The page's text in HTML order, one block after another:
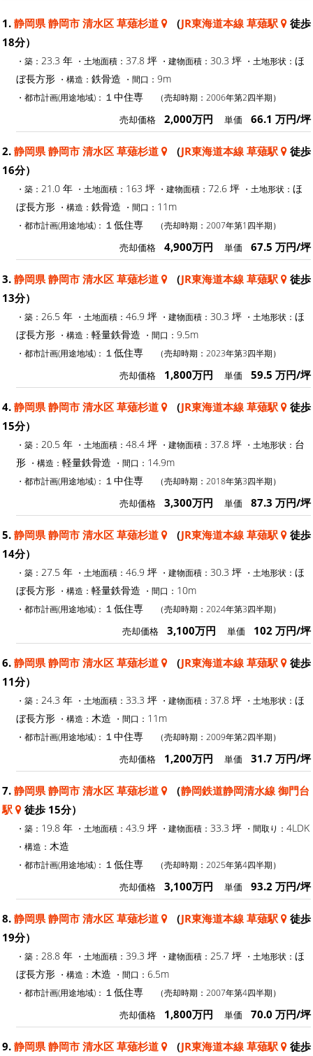
1. 静岡県 静岡市 清水区 草薙杉道 （JR東海道本線 草薙駅
徒歩
18分）
・築： 23.3 年 ・土地面積： 37.8 坪 ・建物面積： 30.3 坪 ・土地形状： ほ
ぼ長方形 ・構造： 鉄骨造 ・間口： 9m
・都市計画(用途地域)： １中住専 （売却時期：2006年第2四半期）
売却価格 2,000万円 単価 66.1 万円/坪
2. 静岡県 静岡市 清水区 草薙杉道 （JR東海道本線 草薙駅
徒歩
16分）
・築： 21.0 年 ・土地面積： 163 坪 ・建物面積： 72.6 坪 ・土地形状： ほ
ぼ長方形 ・構造： 鉄骨造 ・間口： 11m
・都市計画(用途地域)： １低住専 （売却時期：2007年第1四半期）
売却価格 4,900万円 単価 67.5 万円/坪
3. 静岡県 静岡市 清水区 草薙杉道 （JR東海道本線 草薙駅
徒歩
13分）
・築： 26.5 年 ・土地面積： 46.9 坪 ・建物面積： 30.3 坪 ・土地形状： ほ
ぼ長方形 ・構造： 軽量鉄骨造 ・間口： 9.5m
・都市計画(用途地域)： １低住専 （売却時期：2023年第3四半期）
売却価格 1,800万円 単価 59.5 万円/坪
4. 静岡県 静岡市 清水区 草薙杉道 （JR東海道本線 草薙駅
徒歩
15分）
・築： 20.5 年 ・土地面積： 48.4 坪 ・建物面積： 37.8 坪 ・土地形状： 台
形 ・構造： 軽量鉄骨造 ・間口： 14.9m
・都市計画(用途地域)： １中住専 （売却時期：2018年第3四半期）
売却価格 3,300万円 単価 87.3 万円/坪
5. 静岡県 静岡市 清水区 草薙杉道 （JR東海道本線 草薙駅
徒歩
14分）
・築： 27.5 年 ・土地面積： 46.9 坪 ・建物面積： 30.3 坪 ・土地形状： ほ
ぼ長方形 ・構造： 軽量鉄骨造 ・間口： 10m
・都市計画(用途地域)： １低住専 （売却時期：2024年第3四半期）
売却価格 3,100万円 単価 102 万円/坪
6. 静岡県 静岡市 清水区 草薙杉道 （JR東海道本線 草薙駅
徒歩
11分）
・築： 24.3 年 ・土地面積： 33.3 坪 ・建物面積： 37.8 坪 ・土地形状： ほ
ぼ長方形 ・構造： 木造 ・間口： 11m
・都市計画(用途地域)： １中住専 （売却時期：2009年第2四半期）
売却価格 1,200万円 単価 31.7 万円/坪
7. 静岡県 静岡市 清水区 草薙杉道 （静岡鉄道静岡清水線 御門台
駅
徒歩 15分）
・築： 19.8 年 ・土地面積： 43.9 坪 ・建物面積： 33.3 坪 ・間取り： 4LDK
・構造： 木造
・都市計画(用途地域)： １低住専 （売却時期：2025年第4四半期）
売却価格 3,100万円 単価 93.2 万円/坪
8. 静岡県 静岡市 清水区 草薙杉道 （JR東海道本線 草薙駅
徒歩
19分）
・築： 28.8 年 ・土地面積： 39.3 坪 ・建物面積： 25.7 坪 ・土地形状： ほ
ぼ長方形 ・構造： 木造 ・間口： 6.5m
・都市計画(用途地域)： １低住専 （売却時期：2007年第4四半期）
売却価格 1,800万円 単価 70.0 万円/坪
9. 静岡県 静岡市 清水区 草薙杉道 （JR東海道本線 草薙駅 徒歩